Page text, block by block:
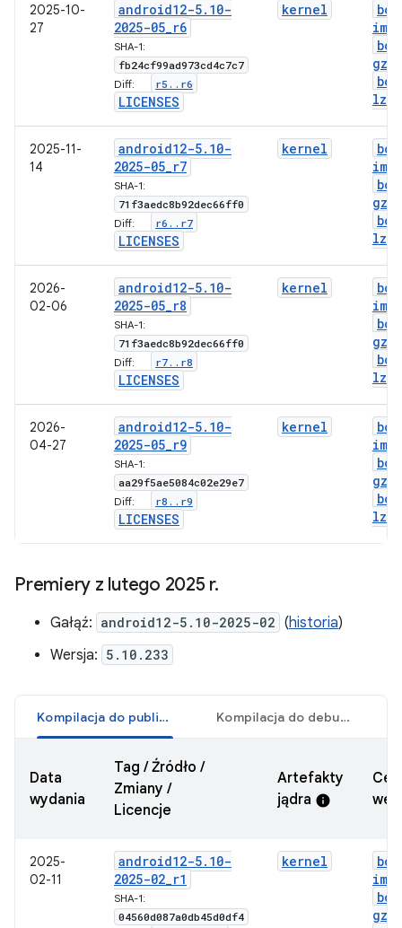
2025-10-
27
android12-5. 10-
2025-05_r6
SHA-1:
fb24cf99ad973cd4c7c7
Diff: r5 . . r6
LICENSES
kernel
img
gz
lz4
2025-11-
14
android12-5. 10-
2025-05_r7
SHA-1:
71f3aedc8b92dec66ff0
Diff: r6 . . r7
LICENSES
kernel
img
gz
lz4
2026-
02-06
android12-5. 10-
2025-05_r8
SHA-1:
71f3aedc8b92dec66ff0
Diff: r7. . r8
LICENSES
kernel
img
gz
lz4
2026-
04-27
android12-5. 10-
2025-05_r9
SHA-1:
aa29f5ae5084c02e29e7
Diff: r8 . . r9
LICENSES
kernel
img
gz
lz4
Premiery z lutego 2025 r.
Gałąź: android12-5.10-2025-02 (historia)
Wersja: 5.10.233
Kompilacja do publikacji Kompilacja do debugowania
Data
wydania
Tag / Źródło /
Zmiany /
Licencje
Artefakty
jądra info
2025-
02-11
android12-5. 10-
2025-02_r1
SHA-1:
04560d087a0db45d0df4
kernel
img
gz